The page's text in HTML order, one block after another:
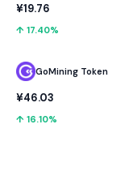
¥19.76
↑ 17.40%
GoMining Token
¥46.03
↑ 16.10%